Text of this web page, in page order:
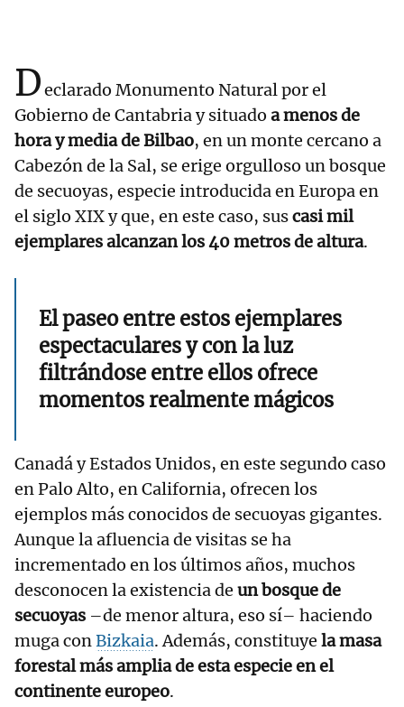
Declarado Monumento Natural por el
Gobierno de Cantabria y situado a menos de
hora y media de Bilbao, en un monte cercano a
Cabezón de la Sal, se erige orgulloso un bosque
de secuoyas, especie introducida en Europa en
el siglo XIX y que, en este caso, suscasi mil
ejemplares alcanzan los 40 metros de altura.
El paseo entre estos ejemplares
espectaculares y con la luz
filtrándose entre ellos ofrece
momentos realmente mágicos
Canadá y Estados Unidos, en este segundo caso
en Palo Alto, en California, ofrecen los
ejemplos más conocidos de secuoyas gigantes.
Aunque la afluencia de visitas se ha
incrementado en los últimos años, muchos
desconocen la existencia de un bosque de
secuoyas –de menor altura, eso sí– haciendo
muga conBizkaia. Además, constituye la masa
forestal más amplia de esta especie en el
continente europeo.